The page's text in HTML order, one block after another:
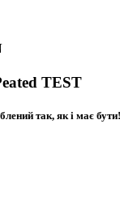
TEST
так, як і має бути!